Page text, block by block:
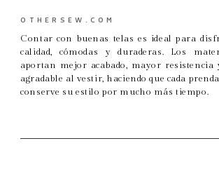
OTHERSEW.COM
Contar con buenas telas es ideal para
calidad, cómodas y duraderas. Los
aportan mejor acabado, mayor resistencia
agradable al vestir, haciendo que cada
conserve su estilo por mucho más tiempo.